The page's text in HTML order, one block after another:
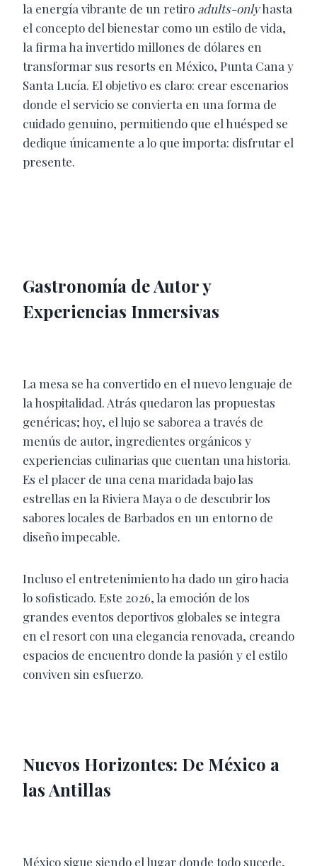
la energía vibrante de un retiro adults-onlyhasta
el concepto del bienestar como un estilo de vida,
la firma ha invertido millones de dólares en
transformar sus resorts en México, Punta Cana y
Santa Lucía. El objetivo es claro: crear escenarios
donde el servicio se convierta en una forma de
cuidado genuino, permitiendo que el huésped se
dedique únicamente a lo que importa: disfrutar el
presente.
Gastronomía de Autor y
Experiencias Inmersivas
La mesa se ha convertido en el nuevo lenguaje de
la hospitalidad. Atrás quedaron las propuestas
genéricas; hoy, el lujo se saborea a través de
menús de autor, ingredientes orgánicos y
experiencias culinarias que cuentan una historia.
Es el placer de una cena maridada bajo las
estrellas en la Riviera Maya o de descubrir los
sabores locales de Barbados en un entorno de
diseño impecable.
Incluso el entretenimiento ha dado un giro hacia
lo sofisticado. Este 2026, la emoción de los
grandes eventos deportivos globales se integra
en el resort con una elegancia renovada, creando
espacios de encuentro donde la pasión y el estilo
conviven sin esfuerzo.
Nuevos Horizontes: De México a
las Antillas
México sigue siendo el lugar donde todo sucede,